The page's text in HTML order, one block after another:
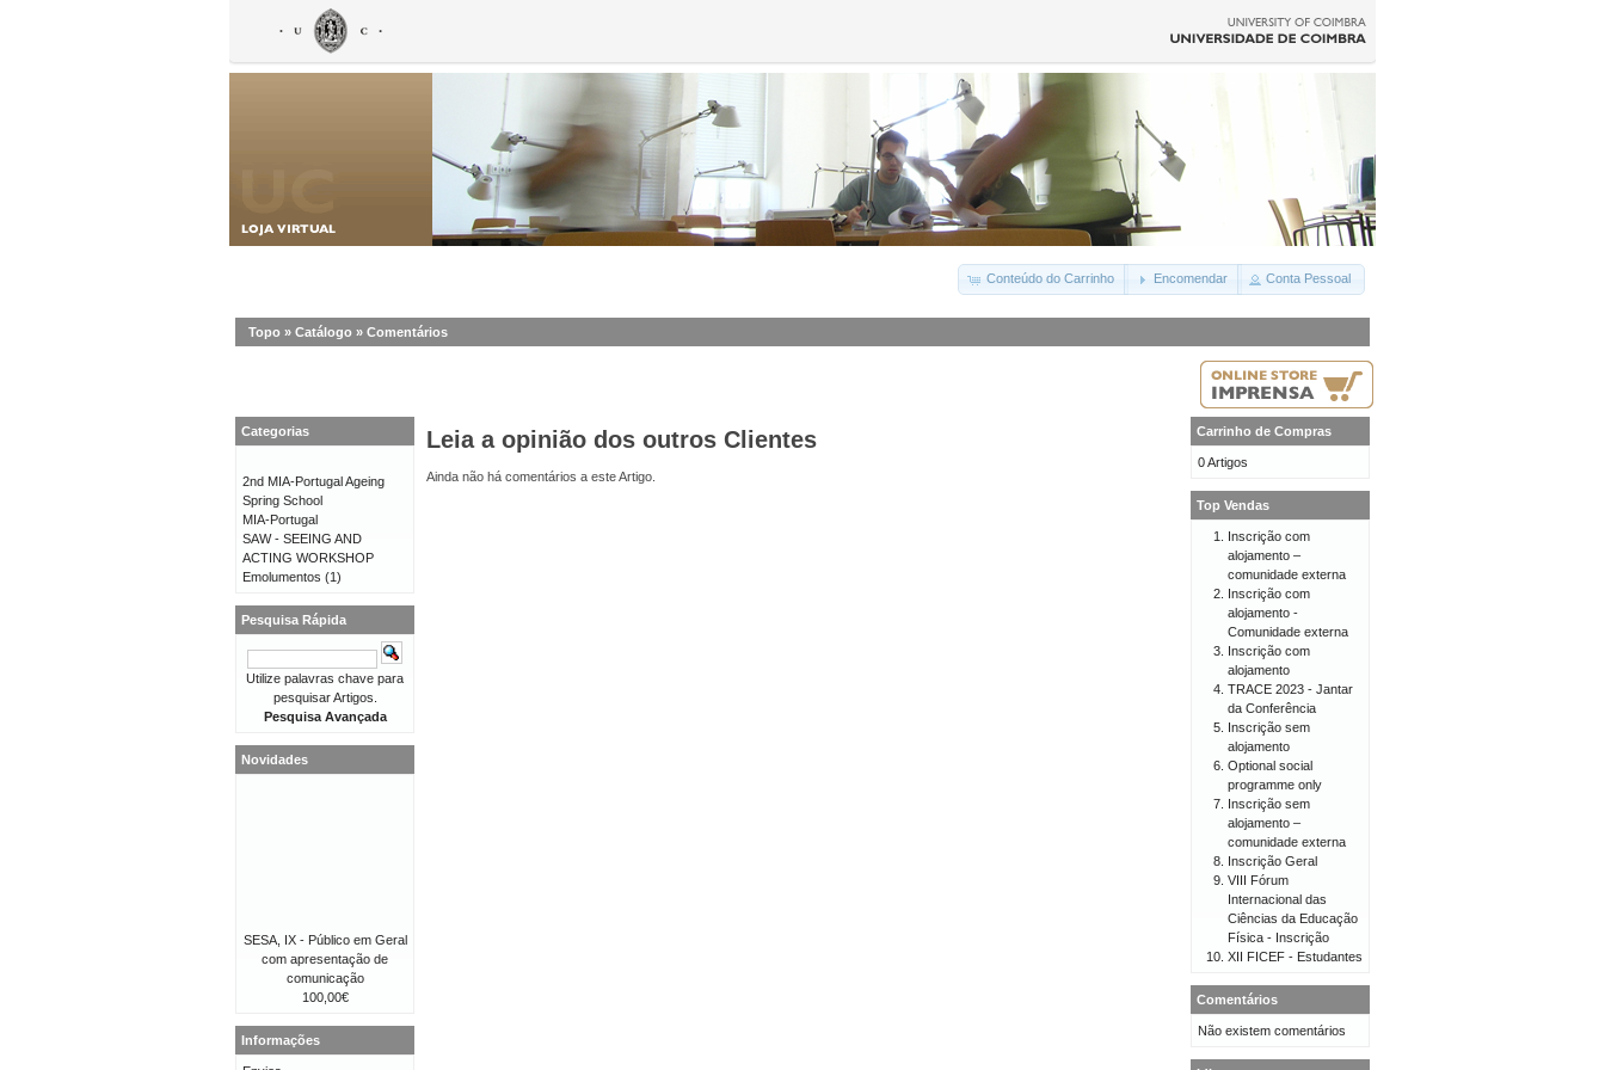
Conteúdo do Carrinho Encomendar Conta Pessoal
Topo » Catálogo » Comentários
Leia a opinião dos outros Clientes
Ainda não há comentários a este Artigo.
Categorias
2nd MIA-Portugal Ageing
Spring School
MIA-Portugal
SAW - SEEING AND
ACTING WORKSHOP
Emolumentos (1)
Pesquisa Rápida
Utilize palavras chave para
pesquisar Artigos.
Pesquisa Avançada
Novidades
SESA, IX - Público em Geral
com apresentação de
comunicação
100,00€
Informações
Carrinho de Compras
0 Artigos
Top Vendas
Inscrição com
alojamento –
comunidade externa
Inscrição com
alojamento -
Comunidade externa
Inscrição com
alojamento
TRACE 2023 - Jantar
da Conferência
Inscrição sem
alojamento
Optional social
programme only
Inscrição sem
alojamento –
comunidade externa
Inscrição Geral
VIII Fórum
Internacional das
Ciências da Educação
Física - Inscrição
XII FICEF - Estudantes
Comentários
Não existem comentários